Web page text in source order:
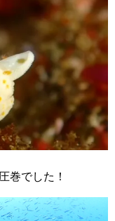
巻でした！